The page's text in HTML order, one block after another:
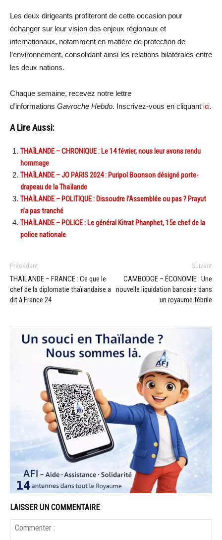
Les deux dirigeants profiteront de cette occasion pour
échanger sur leur vision des enjeux régionaux et
internationaux, notamment en matière de protection de
l’environnement, consolidant ainsi les relations bilatérales entre
les deux nations.
Chaque semaine, recevez notre lettre
d’informations Gavroche Hebdo. Inscrivez-vous en cliquant ici.
A Lire Aussi:
THAÏLANDE – CHRONIQUE : Le 14 février, nous leur avons rendu
hommage
THAÏLANDE – JO PARIS 2024 : Puripol Boonson désigné porte-
drapeau de la Thaïlande
THAÏLANDE – POLITIQUE : Dissoudre l’Assemblée ou pas ? Prayut
n’a pas tranché
THAÏLANDE – POLICE : Le général Kitrat Phanphet, 15e chef de la
police nationale
Précédent
THAÏLANDE – FRANCE : Ce que le
chef de la diplomatie thaïlandaise a
dit à France 24
Suivant
CAMBODGE – ÉCONOMIE : Une
nouvelle liquidation bancaire dans
un royaume fébrile
LAISSER UN COMMENTAIRE